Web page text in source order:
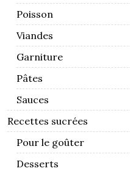
Poisson
Viandes
Garniture
Pâtes
Sauces
Recettes sucrées
Pour le goûter
Desserts